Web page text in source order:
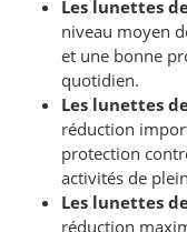
Les lunettes
niveau moyen
et une bonne
quotidien.
Les lunettes
réduction
protection
activités de
Les lunettes
réduction